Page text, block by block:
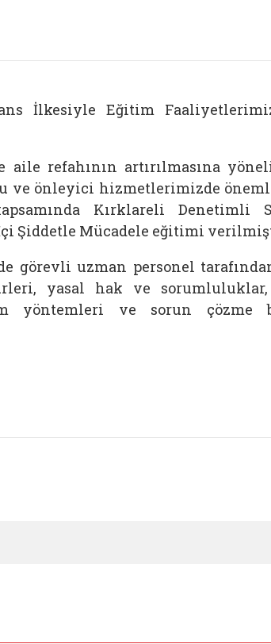
İlkesiyle Eğitim
refahının artırılmasına
ve önleyici hizmetlerimizde
Kırklareli Denetimli
Şiddetle Mücadele eğitimi
görevli uzman personel
yasal hak ve
yöntemleri ve sorun çözme